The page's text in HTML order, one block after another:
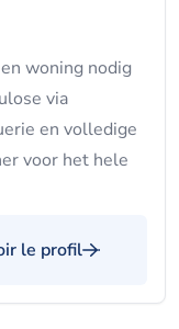
woning nodig
via
en volledige
voor het hele
le profil